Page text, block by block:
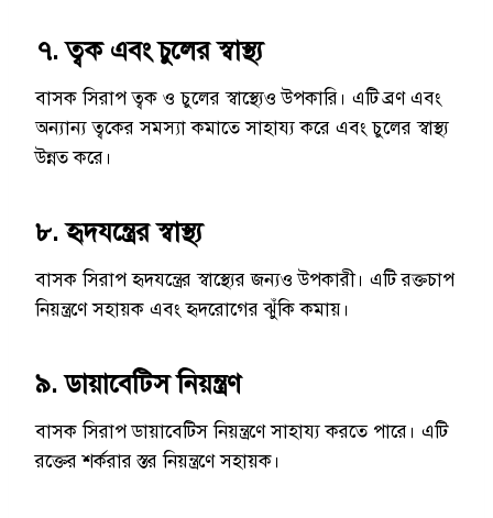
৭. ত্বক এবং চুলের স্বাস্থ্য
বাসক সিরাপ ত্বক ও চুলের স্বাস্থ্যেও উপকারি। এটি ব্রণ এবং
অন্যান্য ত্বকের সমস্যা কমাতে সাহায্য করে এবং চুলের স্বাস্থ্য
উন্নত করে।
৮. হৃদযন্ত্রের স্বাস্থ্য
বাসক সিরাপ হৃদযন্ত্রের স্বাস্থ্যের জন্যও উপকারী। এটি রক্তচাপ
নিয়ন্ত্রণে সহায়ক এবং হৃদরোগের ঝুঁকি কমায়।
৯. ডায়াবেটিস নিয়ন্ত্রণ
বাসক সিরাপ ডায়াবেটিস নিয়ন্ত্রণে সাহায্য করতে পারে। এটি
রক্তের শর্করার স্তর নিয়ন্ত্রণে সহায়ক।